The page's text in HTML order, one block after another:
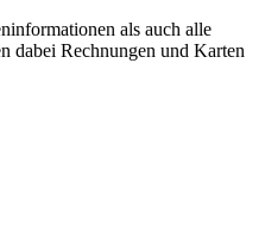
als auch alle
dabei Rechnungen und Karten